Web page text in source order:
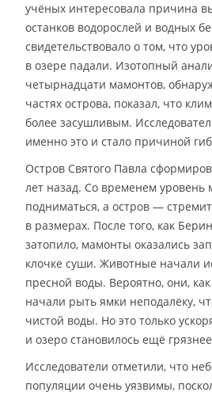
учёных интересовала причина
останков водорослей и водных
свидетельствовало о том, что
в озере падали. Изотопный
четырнадцати мамонтов,
частях острова, показал, что
более засушливым.
именно это и стало причиной
Остров Святого Павла
лет назад. Со временем уровень
подниматься, а остров —
в размерах. После того, как
затопило, мамонты оказались
клочке суши. Животные начали
пресной воды. Вероятно, они,
начали рыть ямки неподалёку,
чистой воды. Но это только
и озеро становилось ещё
Исследователи отметили, что
популяции очень уязвимы,